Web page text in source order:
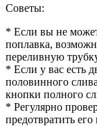
Советы:
* Если вы не
поплавка,
переливную
* Если у вас есть
половинного
кнопки полного
* Регулярно
предотвратить